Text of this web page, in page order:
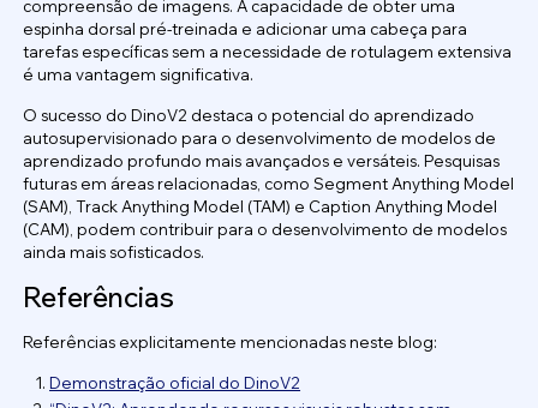
compreensão de imagens. A capacidade de obter uma
espinha dorsal pré-treinada e adicionar uma cabeça para
tarefas específicas sem a necessidade de rotulagem extensiva
é uma vantagem significativa.
O sucesso do DinoV2 destaca o potencial do aprendizado
autosupervisionado para o desenvolvimento de modelos de
aprendizado profundo mais avançados e versáteis. Pesquisas
futuras em áreas relacionadas, como Segment Anything Model
(SAM), Track Anything Model (TAM) e Caption Anything Model
(CAM), podem contribuir para o desenvolvimento de modelos
ainda mais sofisticados.
Referências
Referências explicitamente mencionadas neste blog:
Demonstração oficial do DinoV2